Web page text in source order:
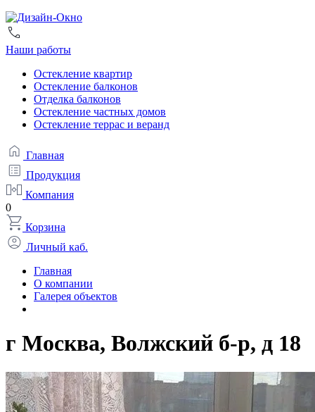
Наши работы
Остекление квартир
Остекление балконов
Отделка балконов
Остекление частных домов
Остекление террас и веранд
Главная
Продукция
Компания
0
Корзина
Личный каб.
Главная
О компании
Галерея объектов
г Москва, Волжский б-р, д 18